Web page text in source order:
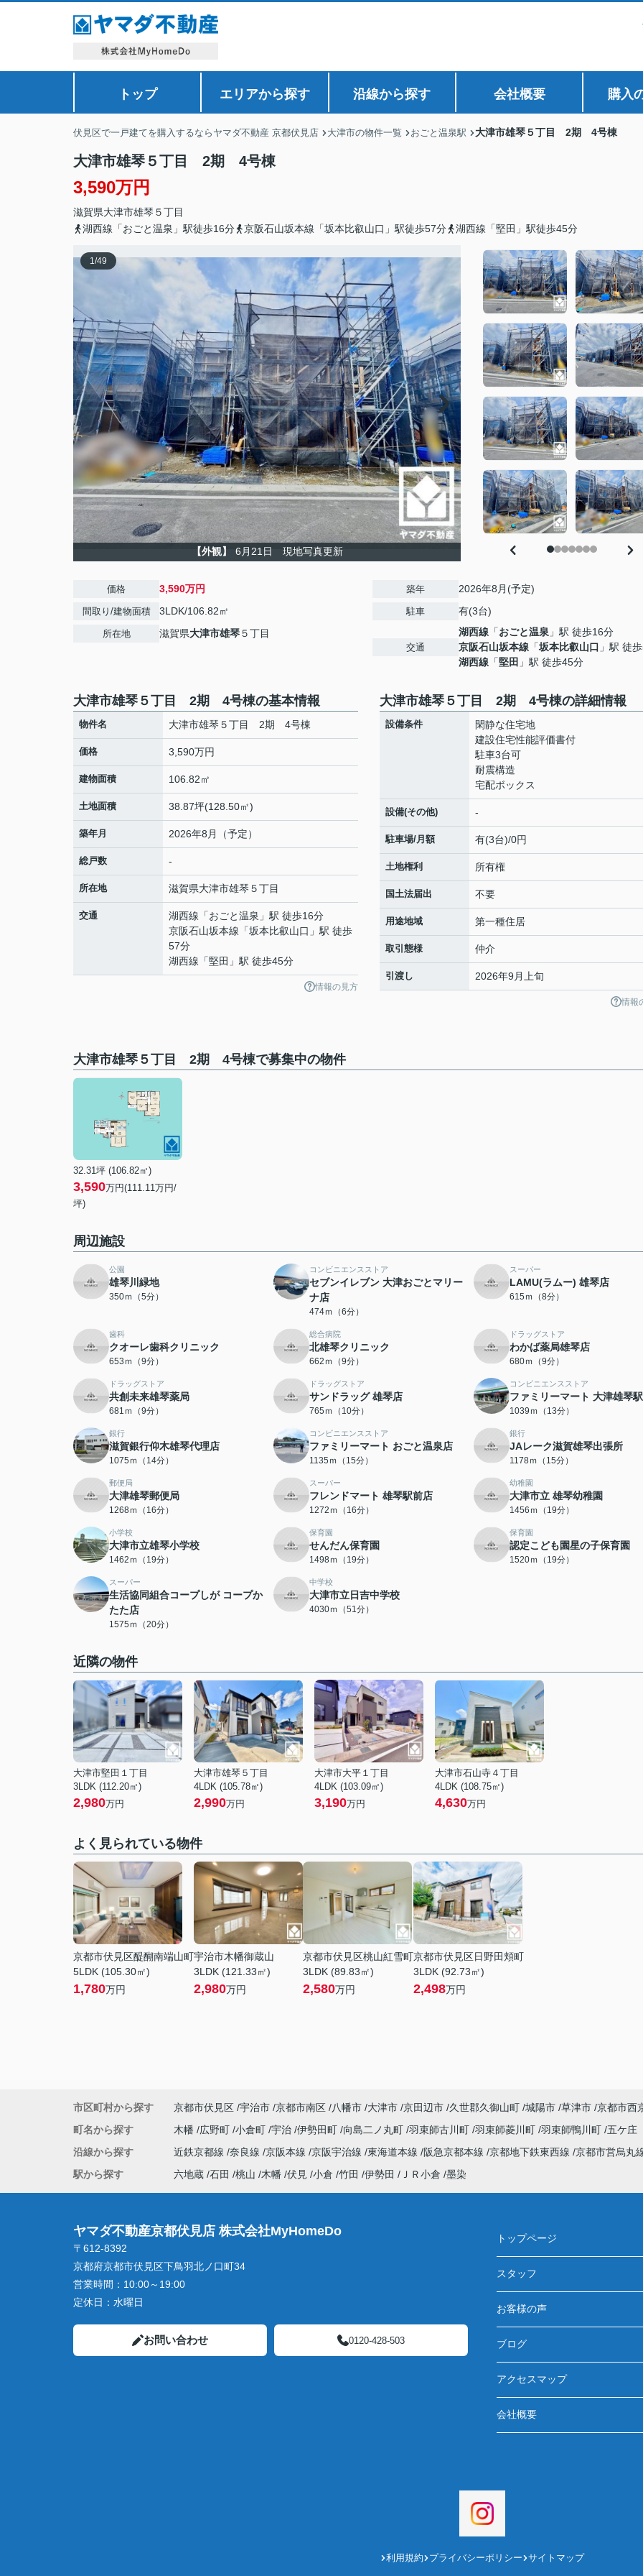
トップ エリアから探す 沿線から探す 会社概要 購入
伏見区で一戸建てを購入するならヤマダ不動産 京都伏見店 大津市の物件一覧 おごと温泉駅 大津市雄琴５丁目 2期 4号棟
大津市雄琴５丁目 2期 4号棟
3,590万円
滋賀県大津市雄琴 ５丁目
湖西線「おごと温泉」駅徒歩16分
京阪石山坂本線「坂本比叡山口」駅徒歩57分 湖西線「堅田」駅徒歩45分
1/49
【外観】 6月21日 現地写真更新
価格 3,590万円
間取り/建物面積 3LDK/106.82㎡
所在地 滋賀県大津市雄琴５丁目
築年 2026年8月(予定)
駐車 有(3台)
交通
湖西線 「おごと温泉 」駅 徒歩16分
京阪石山坂本線 「坂本比叡山口 」駅 徒
湖西線 「堅田 」駅 徒歩45分
大津市雄琴５丁目 2期 4号棟の基本情報
物件名 大津市雄琴５丁目 2期 4号棟
価格 3,590万円
建物面積 106.82㎡
土地面積 38.87坪(128.50㎡)
築年月 2026年8月（予定）
総戸数 -
所在地 滋賀県大津市雄琴 ５丁目
交通 湖西線 「おごと温泉 」駅 徒歩16分
京阪石山坂本線 「坂本比叡山口 」駅 徒歩
57分
湖西線 「堅田 」駅 徒歩45分
情報の見方
大津市雄琴５丁目 2期 4号棟の詳細情報
設備条件
閑静な住宅地
建設住宅性能評価書付
駐車3台可
耐震構造
宅配ボックス
設備(その他) -
駐車場/月額 有(3台)/0円
土地権利 所有権
国土法届出 不要
用途地域 第一種住居
取引態様 仲介
引渡し 2026年9月上旬
情報
大津市雄琴５丁目 2期 4号棟で募集中の物件
32.31坪 (106.82㎡)
3,590万円(111.11万円/
坪)
周辺施設
公園
雄琴川緑地
350ｍ（5分）
コンビニエンスストア
セブンイレブン 大津おごとマリー
ナ店
474ｍ（6分）
スーパー
LAMU(ラムー) 雄琴店
615ｍ（8分）
歯科
クオーレ歯科クリニック
653ｍ（9分）
総合病院
北雄琴クリニック
662ｍ（9分）
ドラッグストア
わかば薬局雄琴店
680ｍ（9分）
ドラッグストア
共創未来雄琴薬局
681ｍ（9分）
ドラッグストア
サンドラッグ 雄琴店
765ｍ（10分）
コンビニエンスストア
ファミリーマート 大津雄琴
1039ｍ（13分）
銀行
滋賀銀行仰木雄琴代理店
1075ｍ（14分）
コンビニエンスストア
ファミリーマート おごと温泉店
1135ｍ（15分）
銀行
JAレーク滋賀雄琴出張所
1178ｍ（15分）
郵便局
大津雄琴郵便局
1268ｍ（16分）
スーパー
フレンドマート 雄琴駅前店
1272ｍ（16分）
幼稚園
大津市立 雄琴幼稚園
1456ｍ（19分）
小学校
大津市立雄琴小学校
1462ｍ（19分）
保育園
せんだん保育園
1498ｍ（19分）
保育園
認定こども園星の子保育園
1520ｍ（19分）
スーパー
生活協同組合コープしが コープか
たた店
1575ｍ（20分）
中学校
大津市立日吉中学校
4030ｍ（51分）
近隣の物件
大津市堅田１丁目
3LDK (112.20㎡)
2,980万円
大津市雄琴５丁目
4LDK (105.78㎡)
2,990万円
大津市大平１丁目
4LDK (103.09㎡)
3,190万円
大津市石山寺４丁目
4LDK (108.75㎡)
4,630万円
よく見られている物件
京都市伏見区醍醐南端山町
5LDK (105.30㎡)
1,780万円
宇治市木幡御蔵山
3LDK (121.33㎡)
2,980万円
京都市伏見区桃山紅雪町
3LDK (89.83㎡)
2,580万円
京都市伏見区日野田頬町
3LDK (92.73㎡)
2,498万円
市区町村から探す 京都市伏見区 宇治市 京都市南区 八幡市 大津市 京田辺市 久世郡久御山町 城陽市 草津市 京都市西
町名から探す
木幡 広野町 小倉町 宇治 伊勢田町 向島二ノ丸町 羽束師古川町 羽束師菱川町 羽束師鴨川町 五ケ庄
沿線から探す
近鉄京都線 奈良線 京阪本線 京阪宇治線 東海道本線 阪急京都本線 京都地下鉄東西線 京都市営烏丸
駅から探す
六地蔵 石田 桃山 木幡 伏見 小倉 竹田 伊勢田 ＪＲ小倉 墨染
ヤマダ不動産京都伏見店 株式会社MyHomeDo
〒612-8392
京都府京都市伏見区下鳥羽北ノ口町34
営業時間： 10:00～19:00
定休日： 水曜日
お問い合わせ 0120-428-503
トップページ
スタッフ
お客様の声
ブログ
アクセスマップ
会社概要
利用規約 プライバシーポリシー サイトマップ